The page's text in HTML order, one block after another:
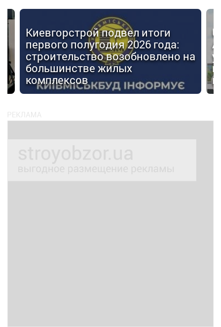
Киевгорстрой подвел итоги
первого полугодия 2026 года:
строительство возобновлено на
большинстве жилых
комплексов